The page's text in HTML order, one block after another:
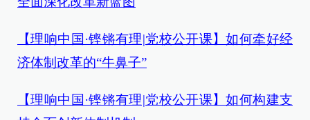
【理响中国·铿锵有理|党校公开课】如何牵好经
济体制改革的“牛鼻子”
【理响中国·铿锵有理|党校公开课】如何构建支